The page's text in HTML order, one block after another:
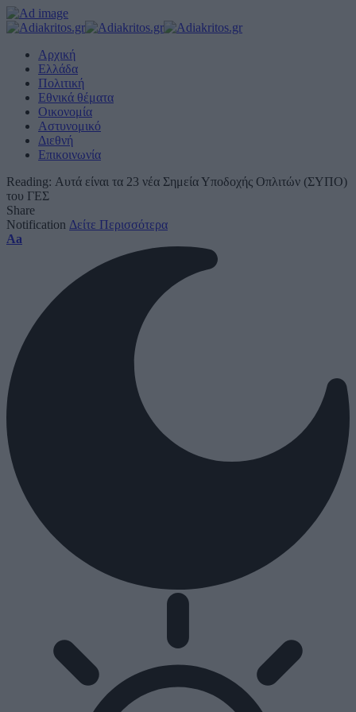
Αρχική
Ελλάδα
Πολιτική
Εθνικά θέματα
Οικονομία
Αστυνομικό
Διεθνή
Επικοινωνία
Reading: Αυτά είναι τα 23 νέα Σημεία Υποδοχής Οπλιτών (ΣΥΠΟ)
του ΓΕΣ
Share
Notification Δείτε Περισσότερα
Font
Aa